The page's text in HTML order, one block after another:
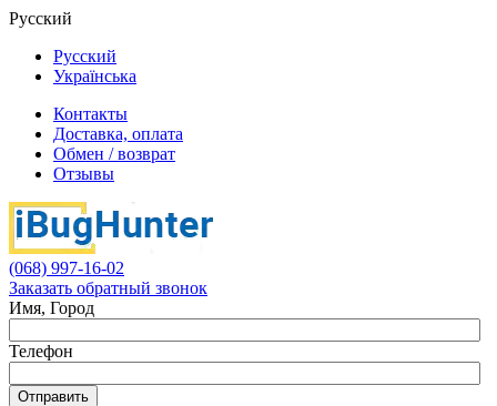
Русский
Русский
Українська
Контакты
Доставка, оплата
Обмен / возврат
Отзывы
(068) 997-16-02
Заказать обратный звонок
Имя, Город
Телефон
Отправить